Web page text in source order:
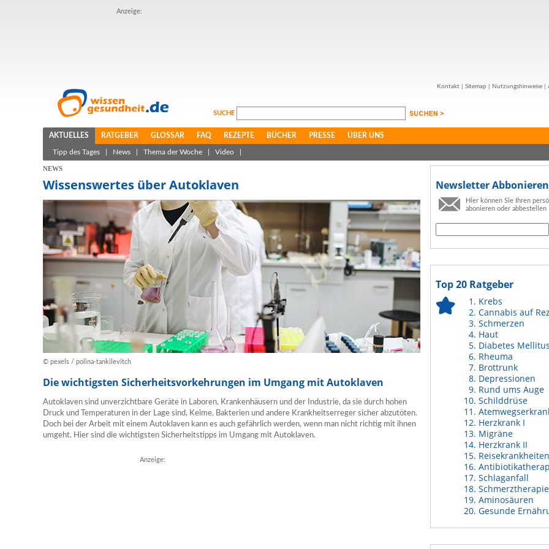
Anzeige:
Kontakt Sitemap Nutzungshinweise
SUCHE
AKTUELLES RATGEBER GLOSSAR FAQ REZEPTE BÜCHER PRESSE ÜBER UNS
Tipp des Tages News Thema der Woche Video
NEWS
Wissenswertes über Autoklaven
© pexels / polina-tankilevitch
Die wichtigsten Sicherheitsvorkehrungen im Umgang mit Autoklaven
Autoklaven sind unverzichtbare Geräte in Laboren, Krankenhäusern und der Industrie, da sie durch hohen
Druck und Temperaturen in der Lage sind, Keime, Bakterien und andere Krankheitserreger sicher abzutöten.
Doch bei der Arbeit mit einem Autoklaven kann es auch gefährlich werden, wenn man nicht richtig mit ihnen
umgeht. Hier sind die wichtigsten Sicherheitstipps im Umgang mit Autoklaven.
Anzeige:
Newsletter Abbonieren
Hier können Sie Ihren
abonieren oder abbestellen
Top 20 Ratgeber
Krebs
Cannabis auf
Schmerzen
Haut
Diabetes Mellitus
Rheuma
Brottrunk
Depressionen
Rund ums Auge
Schilddrüse
Herzkrank I
Migräne
Herzkrank II
Reisekrankheiten
Schlaganfall
Schmerztherapie
Aminosäuren
Gesunde